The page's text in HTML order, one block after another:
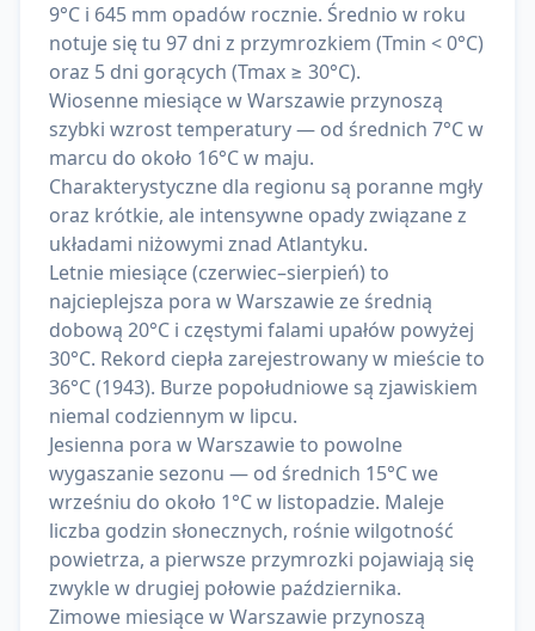
9°C i 645 mm opadów rocznie. Średnio w roku
notuje się tu 97 dni z przymrozkiem (Tmin < 0°C)
oraz 5 dni gorących (Tmax ≥ 30°C).
Wiosenne miesiące w Warszawie przynoszą
szybki wzrost temperatury — od średnich 7°C w
marcu do około 16°C w maju.
Charakterystyczne dla regionu są poranne mgły
oraz krótkie, ale intensywne opady związane z
układami niżowymi znad Atlantyku.
Letnie miesiące (czerwiec–sierpień) to
najcieplejsza pora w Warszawie ze średnią
dobową 20°C i częstymi falami upałów powyżej
30°C. Rekord ciepła zarejestrowany w mieście to
36°C (1943). Burze popołudniowe są zjawiskiem
niemal codziennym w lipcu.
Jesienna pora w Warszawie to powolne
wygaszanie sezonu — od średnich 15°C we
wrześniu do około 1°C w listopadzie. Maleje
liczba godzin słonecznych, rośnie wilgotność
powietrza, a pierwsze przymrozki pojawiają się
zwykle w drugiej połowie października.
Zimowe miesiące w Warszawie przynoszą